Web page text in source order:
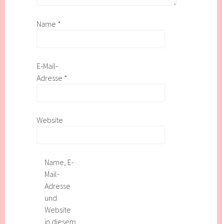
Name *
E-Mail-
Adresse *
Website
Name, E-
Mail-
Adresse
und
Website
in diesem